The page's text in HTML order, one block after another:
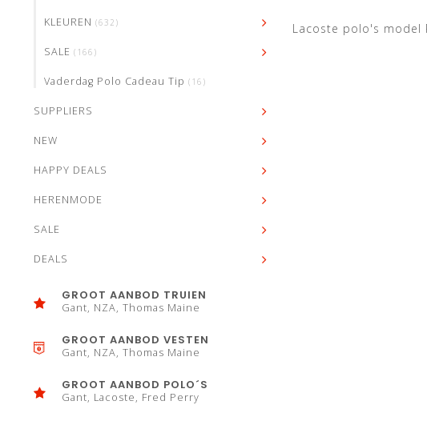
KLEUREN (632)
SALE (166)
Vaderdag Polo Cadeau Tip (16)
SUPPLIERS
NEW
HAPPY DEALS
HERENMODE
SALE
DEALS
GROOT AANBOD TRUIEN
Gant, NZA, Thomas Maine
GROOT AANBOD VESTEN
Gant, NZA, Thomas Maine
GROOT AANBOD POLO´S
Gant, Lacoste, Fred Perry
Lacoste polo's model